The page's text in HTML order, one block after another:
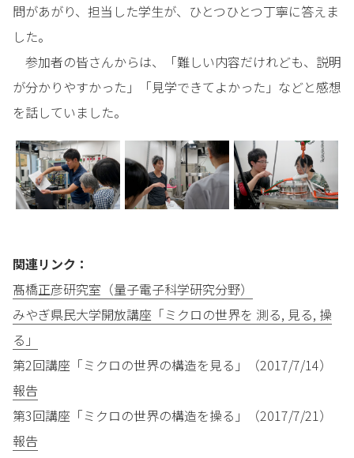
問があがり、担当した学生が、ひとつひとつ丁寧に答えま
した。
参加者の皆さんからは、「難しい内容だけれども、説明
が分かりやすかった」「見学できてよかった」などと感想
を話していました。
関連リンク：
髙橋正彦研究室（量子電子科学研究分野）
みやぎ県民大学開放講座「ミクロの世界を 測る, 見る, 操
る」
第2回講座「ミクロの世界の構造を見る」（2017/7/14）
報告
第3回講座「ミクロの世界の構造を操る」（2017/7/21）
報告